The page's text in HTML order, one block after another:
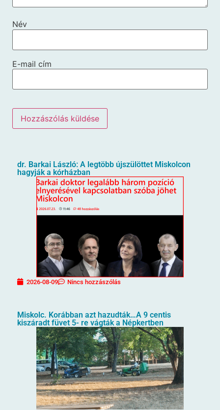
Név
E-mail cím
dr. Barkai László: A legtöbb újszülöttet Miskolcon
hagyják a kórházban
2026-08-09 Nincs hozzászólás
Miskolc. Korábban azt hazudták…A 9 centis
kiszáradt füvet 5- re vágták a Népkertben